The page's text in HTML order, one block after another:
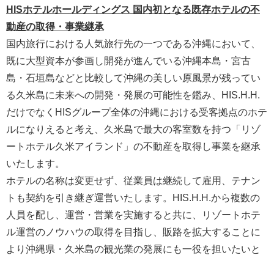
HISホテルホールディングス 国内初となる既存ホテルの不
動産の取得・事業継承
国内旅行における人気旅行先の一つである沖縄において、
既に大型資本が参画し開発が進んでいる沖縄本島・宮古
島・石垣島などと比較して沖縄の美しい原風景が残ってい
る久米島に未来への開発・発展の可能性を鑑み、HIS.H.H.
だけでなくHISグループ全体の沖縄における受客拠点のホテ
ルになりえると考え、久米島で最大の客室数を持つ「リゾ
ートホテル久米アイランド」の不動産を取得し事業を継承
いたします。
ホテルの名称は変更せず、従業員は継続して雇用、テナン
トも契約を引き継ぎ運営いたします。HIS.H.H.から複数の
人員を配し、運営・営業を実施すると共に、リゾートホテ
ル運営のノウハウの取得を目指し、販路を拡大することに
より沖縄県・久米島の観光業の発展にも一役を担いたいと